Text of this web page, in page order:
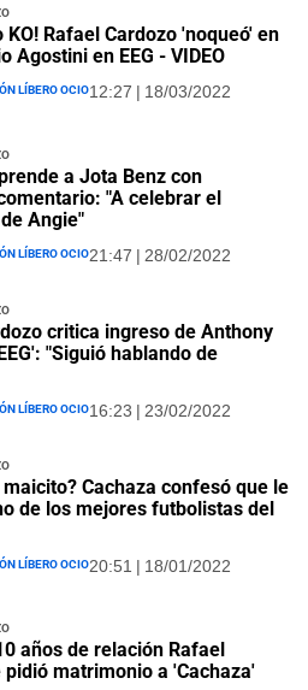
KO! Rafael Cardozo 'noqueó' en
Agostini en EEG - VIDEO
Líbero Ocio12:27 | 18/03/2022
a Jota Benz con
"A celebrar el
Angie"
Líbero Ocio21:47 | 28/02/2022
critica ingreso de Anthony
"Siguió hablando de
Líbero Ocio16:23 | 23/02/2022
Cachaza confesó que le
de los mejores futbolistas del
Líbero Ocio20:51 | 18/01/2022
años de relación Rafael
pidió matrimonio a 'Cachaza'